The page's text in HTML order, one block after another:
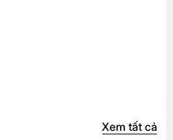
Xem tất cả